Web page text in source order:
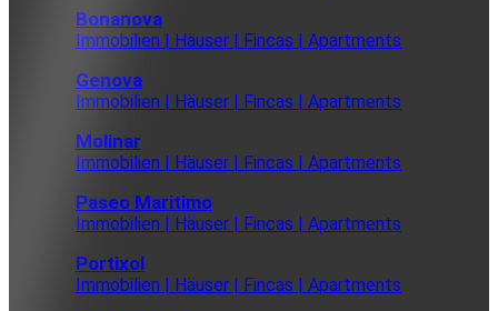
Bonanova
Immobilien | Häuser | Fincas | Apartments
Genova
Immobilien | Häuser | Fincas | Apartments
Molinar
Immobilien | Häuser | Fincas | Apartments
Paseo Maritimo
Immobilien | Häuser | Fincas | Apartments
Portixol
Immobilien | Häuser | Fincas | Apartments